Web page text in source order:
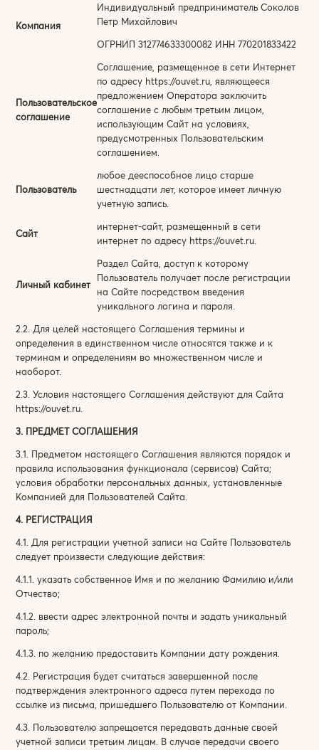
Компания
Индивидуальный предприниматель Соколов
Петр Михайлович
ОГРНИП 312774633300082 ИНН 770201833422
Пользовательское
соглашение
Соглашение, размещенное в сети Интернет
по адресу https://ouvet.ru , являющееся
предложением Оператора заключить
соглашение с любым третьим лицом,
использующим Сайт на условиях,
предусмотренных Пользовательским
соглашением.
Пользователь
любое дееспособное лицо старше
шестнадцати лет, которое имеет личную
учетную запись.
Сайт
интернет-сайт, размещенный в сети
интернет по адресу https://ouvet.ru
Личный кабинет
Раздел Сайта, доступ к которому
Пользователь получает после регистрации
на Сайте посредством введения
уникального логина и пароля.
2.2. Для целей настоящего Соглашения термины и
определения в единственном числе относятся также и к
терминам и определениям во множественном числе и
наоборот.
2.3. Условия настоящего Соглашения действуют для Сайта
https://ouvet.ru
3. ПРЕДМЕТ СОГЛАШЕНИЯ
3.1. Предметом настоящего Соглашения являются порядок и
правила использования функционала (сервисов) Сайта;
условия обработки персональных данных, установленные
Компанией для Пользователей Сайта.
4. РЕГИСТРАЦИЯ
4.1. Для регистрации учетной записи на Сайте Пользователь
следует произвести следующие действия:
4.1.1. указать собственное Имя и по желанию Фамилию и/или
Отчество;
4.1.2. ввести адрес электронной почты и задать уникальный
пароль;
4.1.3. по желанию предоставить Компании дату рождения.
4.2. Регистрация будет считаться завершенной после
подтверждения электронного адреса путем перехода по
ссылке из письма, пришедшего Пользователю от Компании.
4.3. Пользователю запрещается передавать данные своей
учетной записи третьим лицам. В случае передачи своего